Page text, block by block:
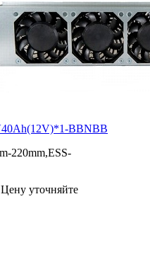
BBNBB
220mm,ESS-
Цену уточняйте